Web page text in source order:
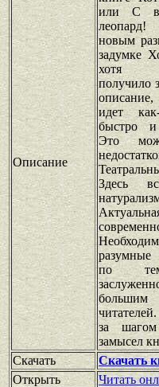
Описание
или С
новым
задумке
хотя
получило
идет
быстро и
Это
Здесь
разумные
по
за шагом
замысел
Скачать
Скачать
Открыть
Читать